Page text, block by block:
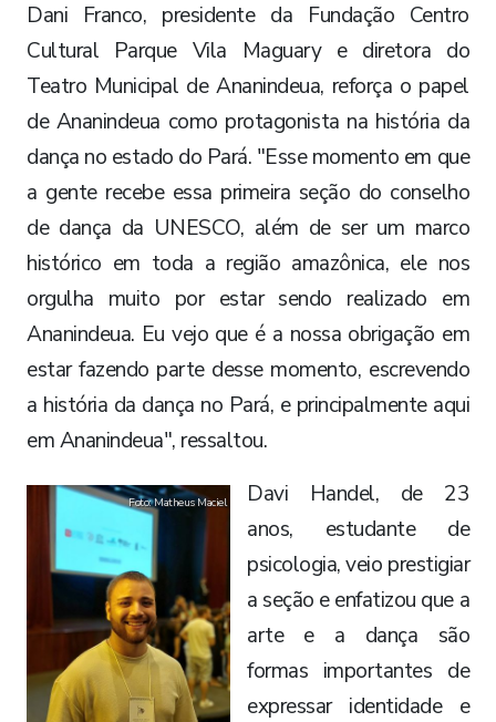
Dani Franco, presidente da Fundação Centro
Cultural Parque Vila Maguary e diretora do
Teatro Municipal de Ananindeua, reforça o papel
de Ananindeua como protagonista na história da
dança no estado do Pará. "Esse momento em que
a gente recebe essa primeira seção do conselho
de dança da UNESCO, além de ser um marco
histórico em toda a região amazônica, ele nos
orgulha muito por estar sendo realizado em
Ananindeua. Eu vejo que é a nossa obrigação em
estar fazendo parte desse momento, escrevendo
a história da dança no Pará, e principalmente aqui
em Ananindeua", ressaltou.
Foto: Matheus Maciel
Davi Handel, de 23
anos, estudante de
psicologia, veio prestigiar
a seção e enfatizou que a
arte e a dança são
formas importantes de
expressar identidade e